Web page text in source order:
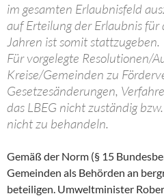
im gesamten Erlaubnisfeld
auf Erteilung der Erlaubnis
Jahren ist somit stattzugeben.
Für vorgelegte Resolutionen/
Kreise/Gemeinden zu
Gesetzesänderungen,
das LBEG nicht zuständig
nicht zu behandeln.
Gemäß der Norm (§ 15
Gemeinden als Behörden an
beteiligen. Umweltminister